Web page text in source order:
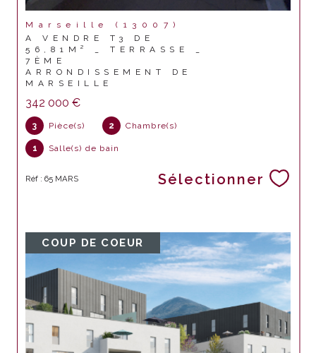
Marseille (13007)
A VENDRE T3 DE
56,81M² _ TERRASSE _
7ÈME
ARRONDISSEMENT DE
MARSEILLE
342 000 €
3 Pièce(s) 2 Chambre(s)
1 Salle(s) de bain
Réf : 65 MARS Sélectionner
COUP DE COEUR